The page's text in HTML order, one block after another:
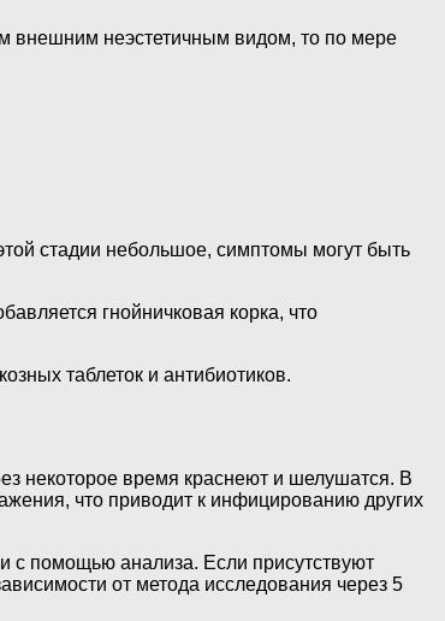
внешним неэстетичным видом, то по мере
стадии небольшое, симптомы могут быть
гнойничковая корка, что
таблеток и антибиотиков.
некоторое время краснеют и шелушатся. В
что приводит к инфицированию других
с помощью анализа. Если присутствуют
от метода исследования через 5